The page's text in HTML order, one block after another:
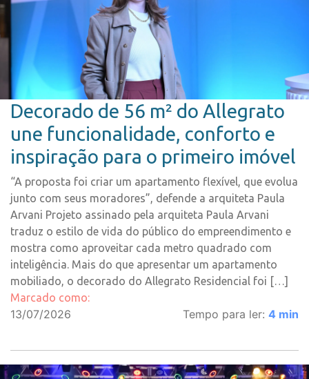
Decorado de 56 m² do Allegrato
une funcionalidade, conforto e
inspiração para o primeiro imóvel
“A proposta foi criar um apartamento flexível, que evolua
junto com seus moradores”, defende a arquiteta Paula
Arvani Projeto assinado pela arquiteta Paula Arvani
traduz o estilo de vida do público do empreendimento e
mostra como aproveitar cada metro quadrado com
inteligência. Mais do que apresentar um apartamento
mobiliado, o decorado do Allegrato Residencial foi […]
Marcado como:
13/07/2026 Tempo para ler: 4 min